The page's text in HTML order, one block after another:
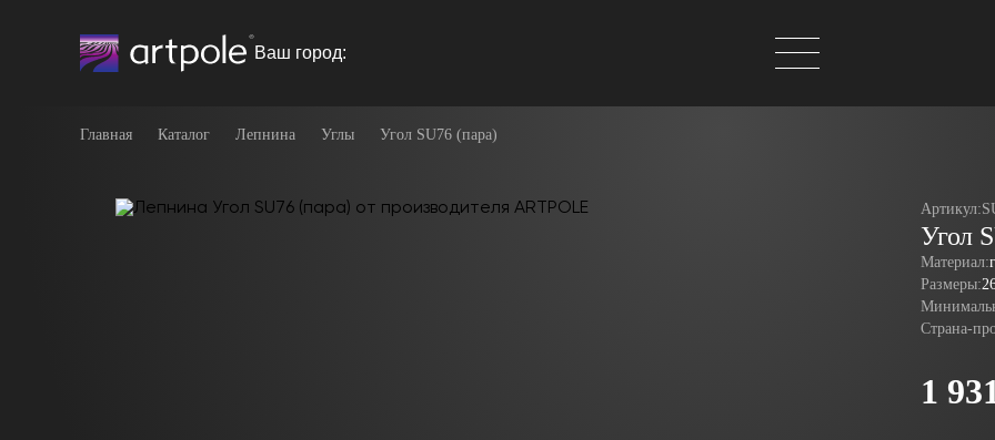
Ваш город:
Главная Каталог Лепнина Углы Угол SU76 (пара)
Артикул:
Угол
Материал:
Размеры:
Страна-
1